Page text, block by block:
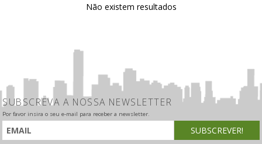
Não existem resultados
SUBSCREVA A NOSSA NEWSLETTER
Por favor insira o seu e-mail para receber a newsletter.